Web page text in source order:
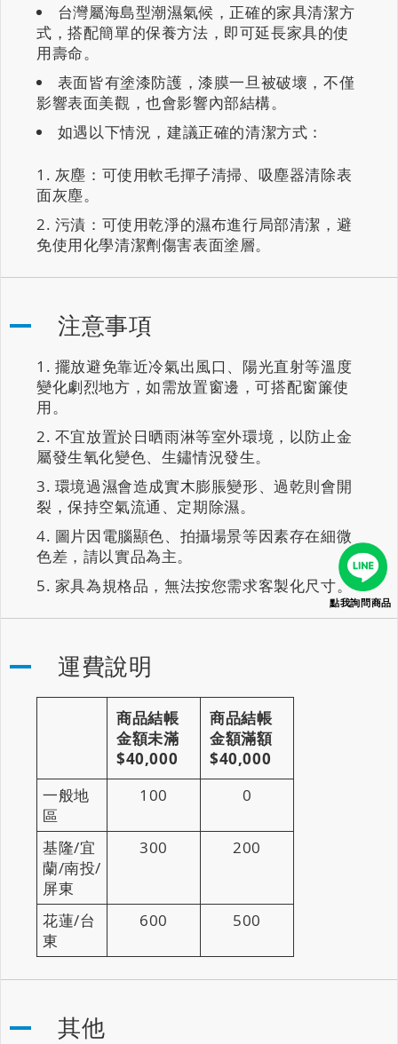
台灣屬海島型潮濕氣候，正確的家具清潔方
式，搭配簡單的保養方法，即可延長家具的使
用壽命。
表面皆有塗漆防護，漆膜一旦被破壞，不僅
影響表面美觀，也會影響內部結構。
如遇以下情況，建議正確的清潔方式：
灰塵：可使用軟毛撣子清掃、吸塵器清除表
面灰塵。
污漬：可使用乾淨的濕布進行局部清潔，避
免使用化學清潔劑傷害表面塗層。
注意事項
擺放避免靠近冷氣出風口、陽光直射等溫度
變化劇烈地方，如需放置窗邊，可搭配窗簾使
用。
不宜放置於日晒雨淋等室外環境，以防止金
屬發生氧化變色、生鏽情況發生。
環境過濕會造成實木膨脹變形、過乾則會開
裂，保持空氣流通、定期除濕。
圖片因電腦顯色、拍攝場景等因素存在細微
色差，請以實品為主。
家具為規格品，無法按您需求客製化尺寸。
運費說明
商品結帳
金額未滿
$40,000
商品結帳
金額滿額
$40,000
一般地
區
100 0
基隆/宜
蘭/南投/
屏東
300 200
花蓮/台
東
600 500
其他
點我詢問商品